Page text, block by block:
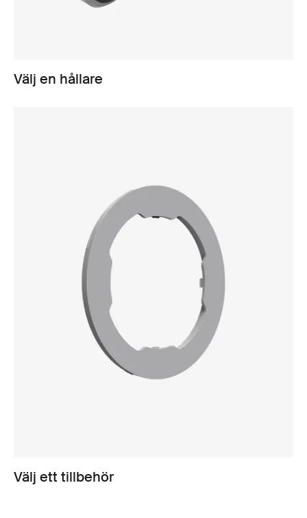
Välj en hållare
Välj ett tillbehör